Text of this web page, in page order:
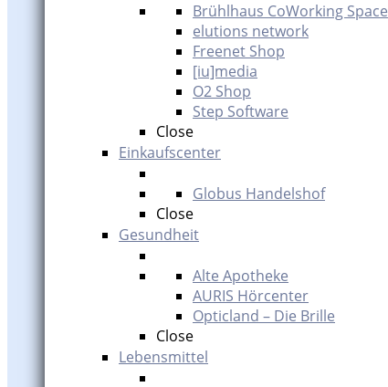
Brühlhaus CoWorking Space
elutions network
Freenet Shop
[iu]media
O2 Shop
Step Software
Close
Einkaufscenter
Globus Handelshof
Close
Gesundheit
Alte Apotheke
AURIS Hörcenter
Opticland – Die Brille
Close
Lebensmittel